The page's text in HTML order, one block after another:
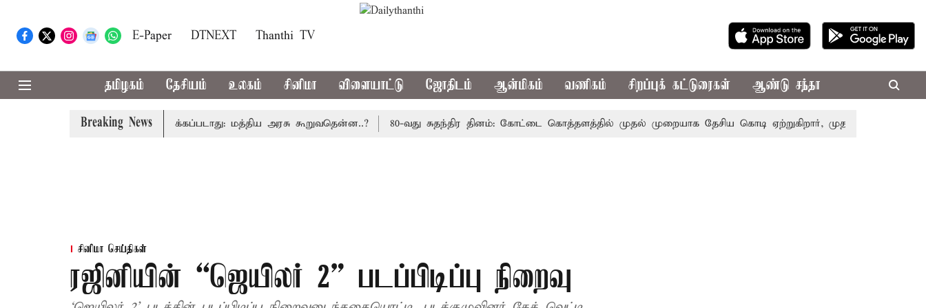
E-Paper DTNEXT Thanthi TV
தமிழகம் தேசியம் உலகம் சினிமா விளையாட்டு ஜோதிடம் ஆன்மிகம் வணிகம் சிறப்புக் கட்டுரைகள் ஆண்டு சந்தா
Breaking News
அனைவரிடமும் கட்டணம் வசூலிக்கப்படாது: மத்திய அரசு கூறுவதென்ன..? 80-வது சுதந்திர தினம்: கோட்டை கொத்தளத்தில் முதல் முறையாக தேசிய கொடி ஏற்றுகிறார், முதல்-அமைச்சர் விஜய்!
சினிமா செய்திகள்
ரஜினியின் “ஜெயிலர் 2” படப்பிடிப்பு நிறைவு